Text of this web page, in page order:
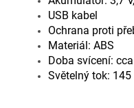
USB kabel
Ochrana proti
Materiál: ABS
Doba svícení:
Světelný tok: